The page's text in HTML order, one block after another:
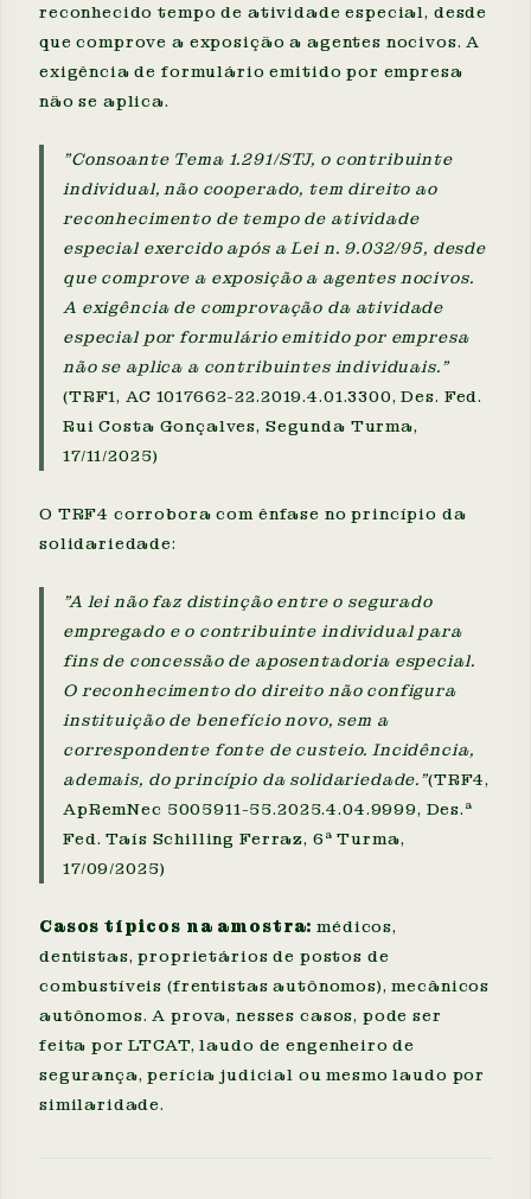
reconhecido tempo de atividade especial, desde
que comprove a exposição a agentes nocivos. A
exigência de formulário emitido por empresa
não se aplica.
"Consoante Tema 1.291/STJ, o contribuinte
individual, não cooperado, tem direito ao
reconhecimento de tempo de atividade
especial exercido após a Lei n. 9.032/95, desde
que comprove a exposição a agentes nocivos.
A exigência de comprovação da atividade
especial por formulário emitido por empresa
não se aplica a contribuintes individuais."
(TRF1, AC 1017662-22.2019.4.01.3300, Des. Fed.
Rui Costa Gonçalves, Segunda Turma,
17/11/2025)
O TRF4 corrobora com ênfase no princípio da
solidariedade:
"A lei não faz distinção entre o segurado
empregado e o contribuinte individual para
fins de concessão de aposentadoria especial.
O reconhecimento do direito não configura
instituição de benefício novo, sem a
correspondente fonte de custeio. Incidência,
ademais, do princípio da solidariedade."(TRF4,
ApRemNec 5005911-55.2025.4.04.9999, Des.ª
Fed. Taís Schilling Ferraz, 6ª Turma,
17/09/2025)
Casos típicos na amostra: médicos,
dentistas, proprietários de postos de
combustíveis (frentistas autônomos), mecânicos
autônomos. A prova, nesses casos, pode ser
feita por LTCAT, laudo de engenheiro de
segurança, perícia judicial ou mesmo laudo por
similaridade.